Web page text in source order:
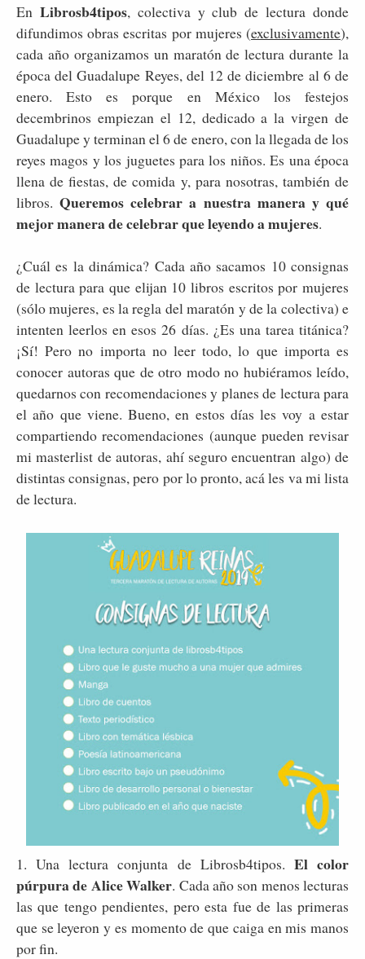
En Librosb4tipos, colectiva y club de lectura donde
difundimos obras escritas por mujeres (exclusivamente),
cada año organizamos un maratón de lectura durante la
época del Guadalupe Reyes, del 12 de diciembre al 6 de
enero. Esto es porque en México los festejos
decembrinos empiezan el 12, dedicado a la virgen de
Guadalupe y terminan el 6 de enero, con la llegada de los
reyes magos y los juguetes para los niños. Es una época
llena de fiestas, de comida y, para nosotras, también de
libros.Queremos celebrar a nuestra manera y qué
mejor manera de celebrar que leyendo a mujeres.
¿Cuál es la dinámica? Cada año sacamos 10 consignas
de lectura para que elijan 10 libros escritos por mujeres
(sólo mujeres, es la regla del maratón y de la colectiva) e
intenten leerlos en esos 26 días. ¿Es una tarea titánica?
¡Sí! Pero no importa no leer todo, lo que importa es
conocer autoras que de otro modo no hubiéramos leído,
quedarnos con recomendaciones y planes de lectura para
el año que viene. Bueno, en estos días les voy a estar
compartiendo recomendaciones (aunque pueden revisar
mi masterlist de autoras, ahí seguro encuentran algo) de
distintas consignas, pero por lo pronto, acá les va mi lista
de lectura.
1. Una lectura conjunta de Librosb4tipos. El color
púrpura de Alice Walker. Cada año son menos lecturas
las que tengo pendientes, pero esta fue de las primeras
que se leyeron y es momento de que caiga en mis manos
por fin.